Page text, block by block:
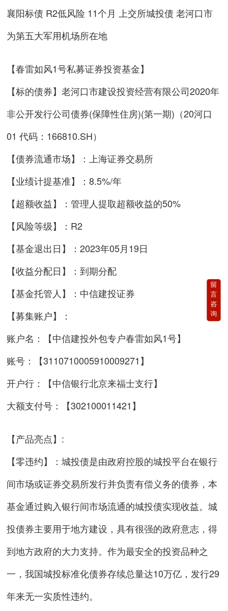
襄阳标债 R2低风险 11个月 上交所城投债 老河口市
为第五大军用机场所在地
【春雷如风1号私募证券投资基金】
【标的债券】老河口市建设投资经营有限公司2020年
非公开发行公司债券(保障性住房)(第一期)（20河口
01 代码：166810.SH）
【债券流通市场】：上海证券交易所
【业绩计提基准】：8.5%/年
【超额收益】：管理人提取超额收益的50%
【风险等级】：R2
【基金退出日】：2023年05月19日
【收益分配日】：到期分配
【基金托管人】：中信建投证券
【募集账户】：
账户名：【中信建投外包专户春雷如风1号】
账号：【3110710005910009271】
开户行：【中信银行北京来福士支行】
大额支付号：【302100011421】
【产品亮点】:
【零违约】：城投债是由政府控股的城投平台在银行
间市场或证券交易所发行并负责有偿义务的债券，本
基金通过购入银行间市场流通的城投债实现收益。城
投债券主要用于地方建设，具有很强的政府意志，得
到地方政府的大力支持。作为最安全的投资品种之
一，我国城投标准化债券存续总量达10万亿，发行29
年来无一实质性违约。
留
言
咨
询